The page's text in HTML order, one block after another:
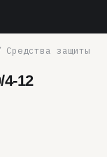
Средства защиты
12